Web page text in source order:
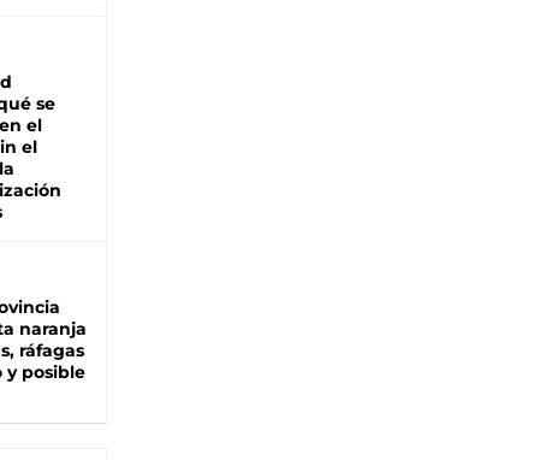
se
el
el
naranja
ráfagas
y posible